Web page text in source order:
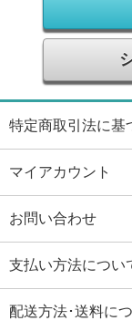
特定商取引法に基
マイアカウント
お問い合わせ
支払い方法につい
配送方法･送料に